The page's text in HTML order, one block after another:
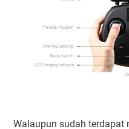
Walaupun sudah terdapat